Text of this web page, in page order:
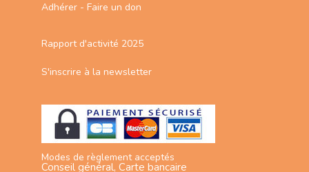
Adhérer - Faire un don
Rapport d'activité 2025
S'inscrire à la newsletter
Modes de règlement acceptés
Conseil général, Carte bancaire